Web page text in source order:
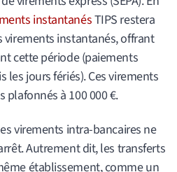
instantanésTIPS restera
instantanés, offrant
cette période (paiements
les jours fériés). Ces virements
à 100 000 €.
virements intra-bancaires ne
Autrement dit, les transferts
établissement, comme un